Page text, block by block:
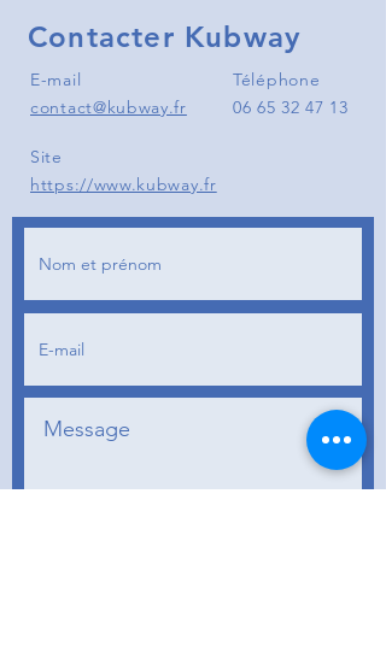
Contacter Kubway
E-mail
contact@kubway.fr
Téléphone
06 65 32 47 13
Site
https://www.kubway.fr